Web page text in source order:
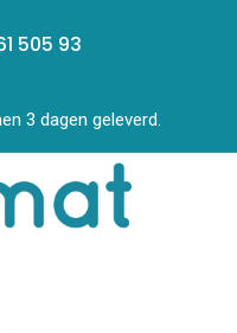
505 93
3 dagen geleverd.